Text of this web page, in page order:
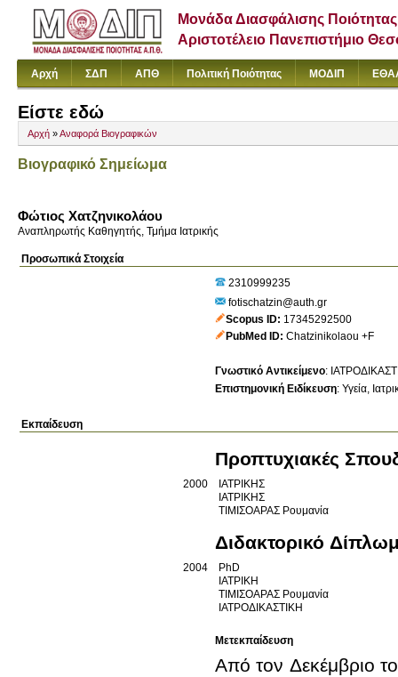
Μονάδα Διασφάλισης Ποιότητας
Αριστοτέλειο Πανεπιστήμιο
Αρχή ΣΔΠ ΑΠΘ Πολιτική Ποιότητας ΜΟΔΙΠ
Είστε εδώ
Αρχή »Αναφορά Βιογραφικών
Βιογραφικό Σημείωμα
Φώτιος Χατζηνικολάου
Αναπληρωτής Καθηγητής, Τμήμα Ιατρικής
Προσωπικά Στοιχεία
2310999235
fotischatzin@auth.gr
Scopus ID 17345292500
PubMed ID Chatzinikolaou +F
Γνωστικό Αντικείμενο:
Επιστημονική Ειδίκευση: Υγεία
Εκπαίδευση
Προπτυχιακές
2000
ΙΑΤΡΙΚΗΣ
ΙΑΤΡΙΚΗΣ
ΤΙΜΙΣΟΑΡΑΣ Ρουμανία
Διδακτορικό
2004
PhD
ΙΑΤΡΙΚΗ
ΤΙΜΙΣΟΑΡΑΣ Ρουμανία
ΙΑΤΡΟΔΙΚΑΣΤΙΚΗ
Μετεκπαίδευση
Από τον Δεκέμβριο